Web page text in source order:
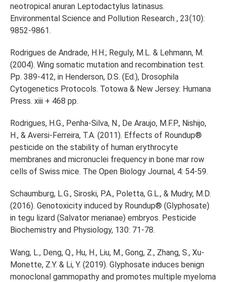
neotropical anuran Leptodactylus latinasus.
Environmental Science and Pollution Research , 23(10):
9852-9861.
Rodrigues de Andrade, H.H.; Reguly, M.L. & Lehmann, M.
(2004). Wing somatic mutation and recombination test.
Pp. 389-412, in Henderson, D.S. (Ed.), Drosophila
Cytogenetics Protocols. Totowa & New Jersey: Humana
Press. xiii + 468 pp.
Rodrigues, H.G., Penha-Silva, N., De Araujo, M.F.P., Nishijo,
H., & Aversi-Ferreira, T.A. (2011). Effects of Roundup®
pesticide on the stability of human erythrocyte
membranes and micronuclei frequency in bone mar row
cells of Swiss mice. The Open Biology Journal, 4: 54-59.
Schaumburg, L.G., Siroski, P.A., Poletta, G.L., & Mudry, M.D.
(2016). Genotoxicity induced by Roundup® (Glyphosate)
in tegu lizard (Salvator merianae) embryos. Pesticide
Biochemistry and Physiology, 130: 71-78.
Wang, L., Deng, Q., Hu, H., Liu, M., Gong, Z., Zhang, S., Xu-
Monette, Z.Y. & Li, Y. (2019). Glyphosate induces benign
monoclonal gammopathy and promotes multiple myeloma